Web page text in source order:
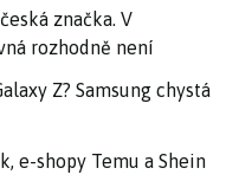
značka. V
rozhodně není
Z? Samsung chystá
e-shopy Temu a Shein